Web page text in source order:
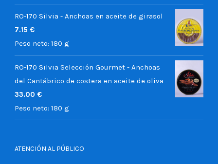
RO-170 Silvia - Anchoas en aceite de girasol
7.15 €
Peso neto: 180 g
RO-170 Silvia Selección Gourmet - Anchoas
del Cantábrico de costera en aceite de oliva
33.00 €
Peso neto: 180 g
ATENCIÓN AL PÚBLICO